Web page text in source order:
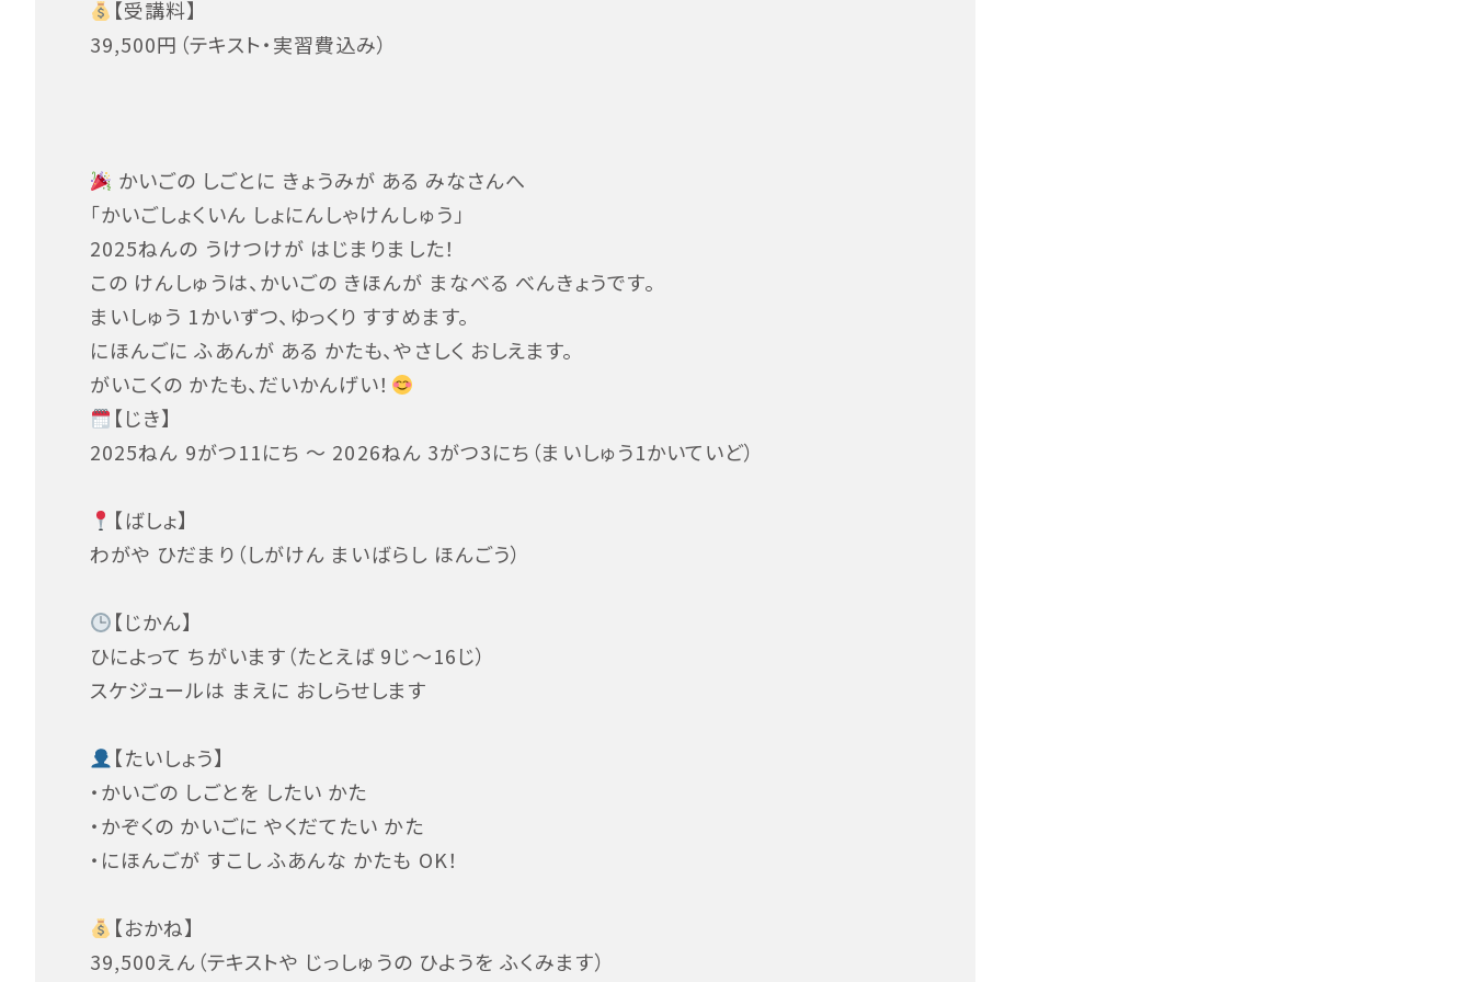
【受講料】
39,500円（テキスト・実習費込み）
かいごの しごとに きょうみが ある みなさんへ
「かいごしょくいん しょにんしゃけんしゅう」
2025ねんの うけつけが はじまりました！
この けんしゅうは、かいごの きほんが まなべる べんきょうです。
まいしゅう 1かいずつ、ゆっくり すすめます。
にほんごに ふあんが ある かたも、やさしく おしえます。
がいこくの かたも、だいかんげい！
【じき】
2025ねん 9がつ11にち 〜 2026ねん 3がつ3にち（まいしゅう1かいていど）
【ばしょ】
わがや ひだまり（しがけん まいばらし ほんごう）
【じかん】
ひによって ちがいます（たとえば 9じ〜16じ）
スケジュールは まえに おしらせします
【たいしょう】
・かいごの しごとを したい かた
・かぞくの かいごに やくだてたい かた
・にほんごが すこし ふあんな かたも OK！
【おかね】
39,500えん（テキストや じっしゅうの ひようを ふくみます）